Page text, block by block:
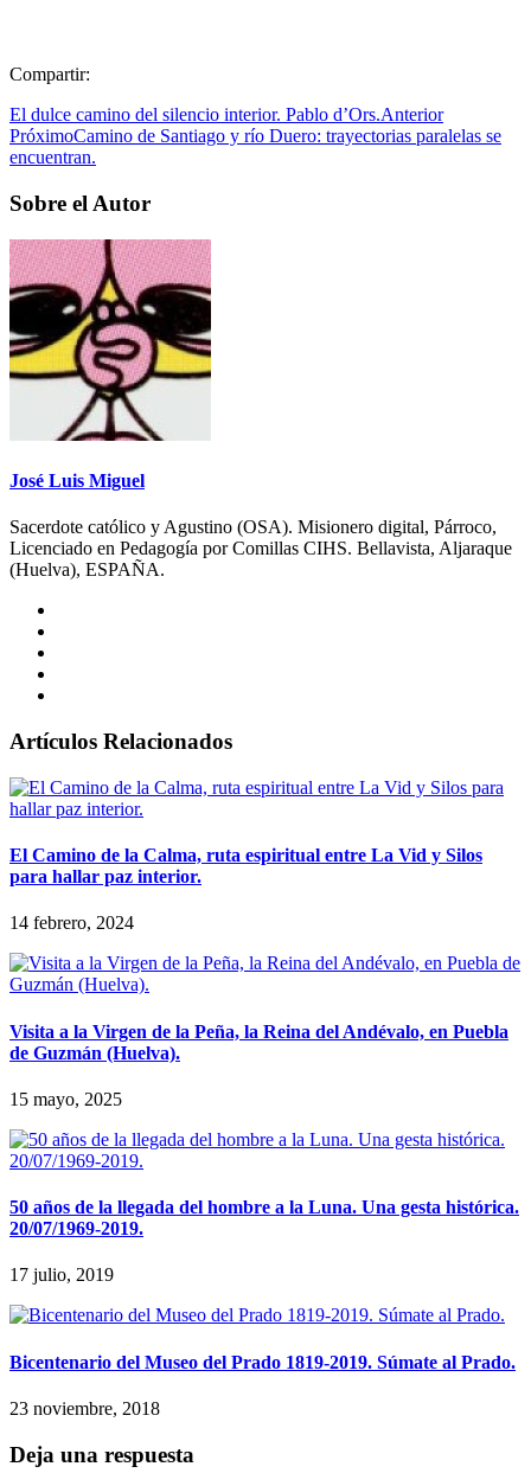
Compartir:
El dulce camino del silencio interior. Pablo d’Ors.Anterior
PróximoCamino de Santiago y río Duero: trayectorias paralelas se
encuentran.
Sobre el Autor
José Luis Miguel
Sacerdote católico y Agustino (OSA). Misionero digital, Párroco,
Licenciado en Pedagogía por Comillas CIHS. Bellavista, Aljaraque
(Huelva), ESPAÑA.
Artículos Relacionados
El Camino de la Calma, ruta espiritual entre La Vid y Silos
para hallar paz interior.
14 febrero, 2024
Visita a la Virgen de la Peña, la Reina del Andévalo, en Puebla
de Guzmán (Huelva).
15 mayo, 2025
50 años de la llegada del hombre a la Luna. Una gesta histórica.
20/07/1969-2019.
17 julio, 2019
Bicentenario del Museo del Prado 1819-2019. Súmate al Prado.
23 noviembre, 2018
Deja una respuesta